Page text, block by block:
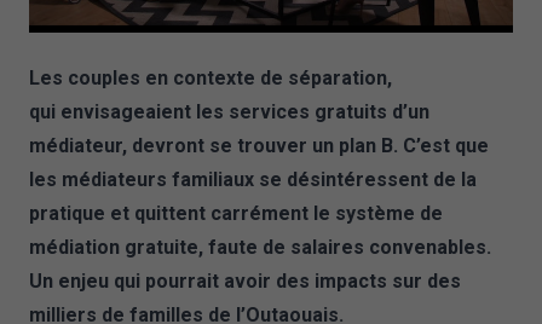
Les couples en contexte de séparation,
qui envisageaient les services gratuits d’un
médiateur, devront se trouver un plan B. C’est que
les médiateurs familiaux se désintéressent de la
pratique et quittent carrément le système de
médiation gratuite, faute de salaires convenables.
Un enjeu qui pourrait avoir des impacts sur des
milliers de familles de l’Outaouais.